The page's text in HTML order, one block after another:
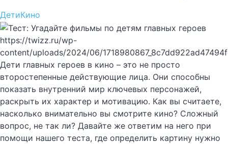
ДетиКино
https://twizz.ru/wp-
content/uploads/2024/06/
Дети главных героев в кино – это не просто
второстепенные действующие лица. Они способны
показать внутренний мир ключевых персонажей,
раскрыть их характер и мотивацию. Как вы считаете,
насколько внимательно вы смотрите кино? Сложный
вопрос, не так ли? Давайте же ответим на него при
помощи нашего теста, где определить картину нужно